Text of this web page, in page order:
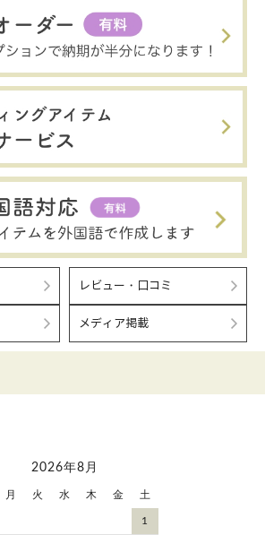
レビュー・口コミ
メディア掲載
2026年8月
月 火 水 木 金 土
1